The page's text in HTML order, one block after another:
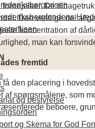
og bestyrelse
og Skema for God
fornøjelser. De
Den vestlige del af
koncentration af
man kan
fremtid
den placering i
af spørgsmålene, som
beboere,